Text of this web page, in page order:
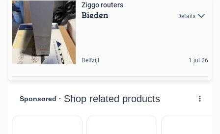
Ziggo routers
Bieden Details
Delfzijl 1 jul 26